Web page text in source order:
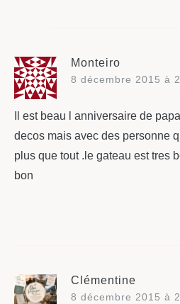
Monteiro
8 décembre 2015 à
Il est beau l anniversaire de
decos mais avec des personne
plus que tout .le gateau est tres
bon
Clémentine
8 décembre 2015 à